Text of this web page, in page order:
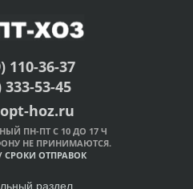
110-36-37
333-53-45
hoz.ru
ПН-ПТ С 10 ДО 17 Ч
НЕ ПРИНИМАЮТСЯ.
СРОКИ ОТПРАВОК
раздел